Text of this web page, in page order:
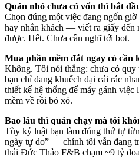
Quán nhỏ chưa có vốn thì bắt
Chọn đúng một việc đang ngốn
hay nhắn khách — viết ra giấy đến
được. Hết. Chưa cần nghĩ tới bot.
Mua phần mềm đắt ngay có cần
Không. Tôi nói thẳng: chưa có quy
bạn chỉ đang khuếch đại cái rác
thiết kế hệ thống để máy gánh
mềm về rồi bỏ xó.
Bao lâu thì quán chạy mà tôi
Tùy kỷ luật bạn làm đúng thứ tự
ngày tự do” — chính tôi vẫn đang
thái Đức Thảo F&B chạm ~9 tỷ